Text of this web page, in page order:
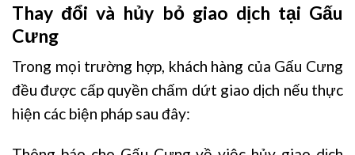
Thay đổi và hủy bỏ giao dịch tại Gấu
Cưng
Trong mọi trường hợp, khách hàng của Gấu Cưng
đều được cấp quyền chấm dứt giao dịch nếu thực
hiện các biện pháp sau đây: